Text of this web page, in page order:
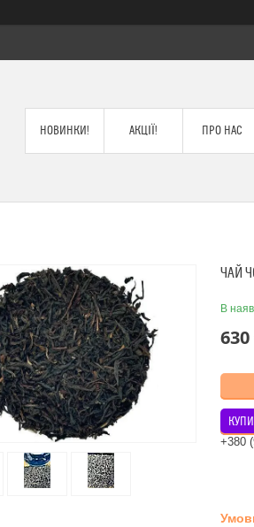
НОВИНКИ! АКЦІЇ! ПРО НАС
ЧАЙ
В
630
+380